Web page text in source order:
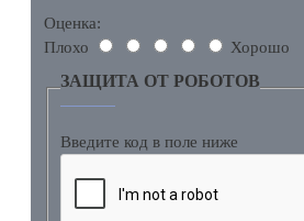
Оценка:
Плохо
Хорошо
ЗАЩИТА ОТ РОБОТОВ
Введите код в поле ниже